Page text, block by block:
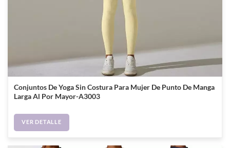
Conjuntos De Yoga Sin Costura Para Mujer De Punto De Manga
Larga Al Por Mayor-A3003
VER DETALLE